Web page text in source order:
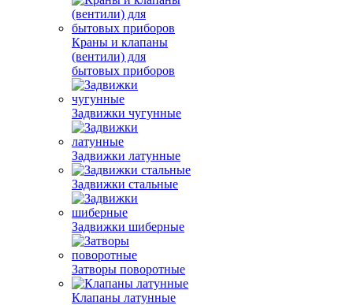
Краны и клапаны
(вентили) для
бытовых приборов
Задвижки чугунные
Задвижки латунные
Задвижки стальные
Задвижки шиберные
Затворы поворотные
Клапаны латунные